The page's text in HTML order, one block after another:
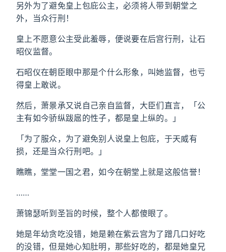
另外为了避免皇上包庇公主，必须将人带到朝堂之
外，当众行刑！
皇上不愿意公主受此羞辱，便说要在后宫行刑，让石
昭仪监督。
石昭仪在朝臣眼中那是个什么形象，叫她监督，也亏
得皇上敢说。
然后，萧景承又说自己亲自监督，大臣们直言，「公
主有如今骄纵跋扈的性子，都是皇上纵的。」
「为了服众，为了避免别人说皇上包庇，于天威有
损，还是当众行刑吧。」
瞧瞧，堂堂一国之君，如今在朝堂上就是这般信誉！
……
萧锦瑟听到圣旨的时候，整个人都傻眼了。
她是年幼贪吃没错，她是赖在紫云宫为了蹭几口好吃
的没错，但是她心知肚明，那些好吃的，都是她皇兄